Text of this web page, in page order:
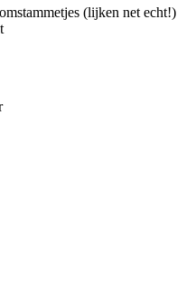
(lijken net echt!)